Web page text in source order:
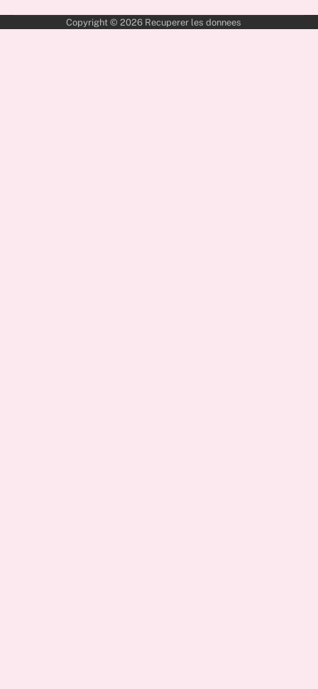
Copyright © 2026 Recuperer les donnees